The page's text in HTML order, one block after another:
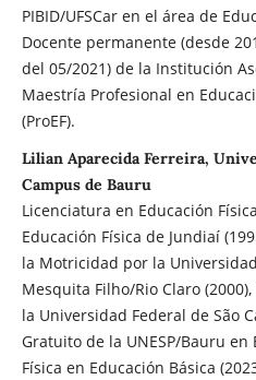
PIBID/UFSCar en el área de
Docente permanente (desde
del 05/2021) de la Institución
Maestría Profesional en
(ProEF).
Lilian Aparecida Ferreira,
Campus de Bauru
Licenciatura en Educación
Educación Física de Jundiaí
la Motricidad por la
Mesquita Filho/Rio Claro
la Universidad Federal de São
Gratuito de la UNESP/Bauru en
Física en Educación Básica